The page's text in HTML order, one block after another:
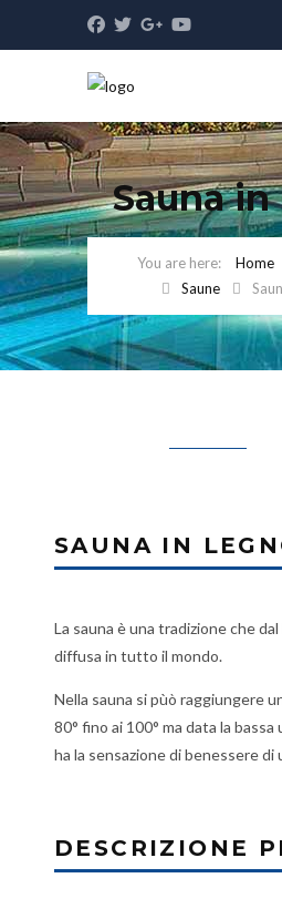
Sauna
Home
Saune
SAUNA IN
La sauna è una tradizione che
diffusa in tutto il mondo.
Nella sauna si pùò raggiungere
80° fino ai 100° ma data la
ha la sensazione di benessere di
DESCRIZIONE